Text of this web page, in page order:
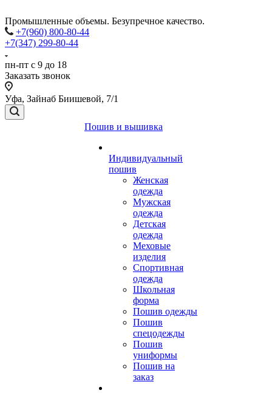
Промышленные объемы. Безупречное качество.
+7(960) 800-80-44
+7(347) 299-80-44
пн-пт с 9 до 18
Заказать звонок
Уфа, Зайнаб Биишевой, 7/1
Пошив и вышивка
Индивидуальный
пошив
Женская
одежда
Мужская
одежда
Детская
одежда
Меховые
изделия
Спортивная
одежда
Школьная
форма
Пошив одежды
Пошив
спецодежды
Пошив
униформы
Пошив на
заказ